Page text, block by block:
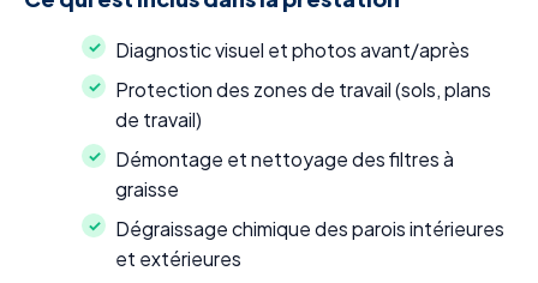
Diagnostic visuel et photos avant/après
Protection des zones de travail (sols, plans
de travail)
Démontage et nettoyage des filtres à
graisse
Dégraissage chimique des parois intérieures
et extérieures